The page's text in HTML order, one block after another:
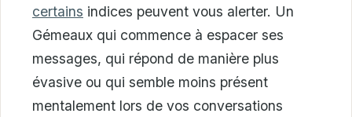
certains indices peuvent vous alerter. Un
Gémeaux qui commence à espacer ses
messages, qui répond de manière plus
évasive ou qui semble moins présent
mentalement lors de vos conversations